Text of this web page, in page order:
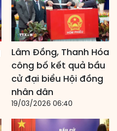
Lâm Đồng, Thanh Hóa
công bố kết quả bầu
cử đại biểu Hội đồng
nhân dân
19/03/2026 06:40